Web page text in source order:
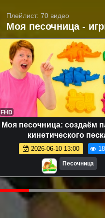
Плейлист: 70 видео
Моя песочница -
FHD
Моя песочница: создаём
кинетического
2026-06-10 13:00
Песочница